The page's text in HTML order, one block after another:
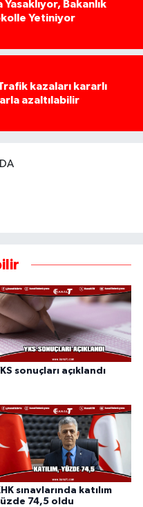
Yasaklıyor, Bakanlık
Yetiniyor
kazaları kararlı
azaltılabilir
sonuçları açıklandı
sınavlarında katılım
74,5 oldu